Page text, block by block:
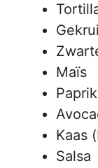
Maïs
Kaas
Salsa